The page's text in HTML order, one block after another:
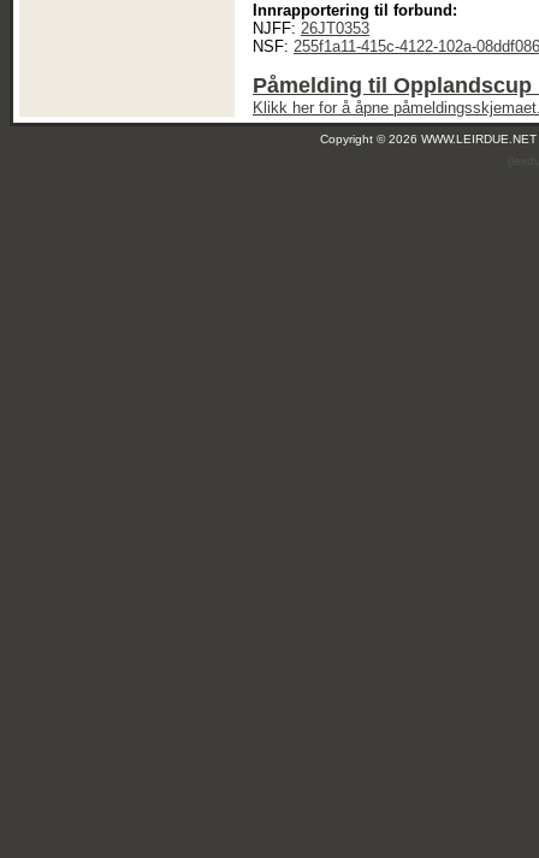
Innrapportering til forbund:
NJFF: 26JT0353
NSF: 255f1a11-415c-4122-102a-
Påmelding til
Klikk her for å åpne
Copyright © 2026